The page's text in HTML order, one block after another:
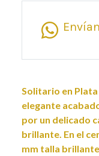
Solitario en Plata
elegante
por un delicado
brillante. En el
mm talla